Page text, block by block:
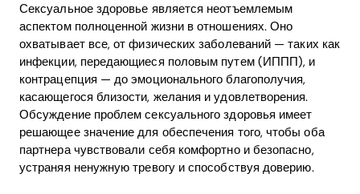
Сексуальное здоровье является неотъемлемым
аспектом полноценной жизни в отношениях. Оно
охватывает все, от физических заболеваний — таких как
инфекции, передающиеся половым путем (ИППП), и
контрацепция — до эмоционального благополучия,
касающегося близости, желания и удовлетворения.
Обсуждение проблем сексуального здоровья имеет
решающее значение для обеспечения того, чтобы оба
партнера чувствовали себя комфортно и безопасно,
устраняя ненужную тревогу и способствуя доверию.